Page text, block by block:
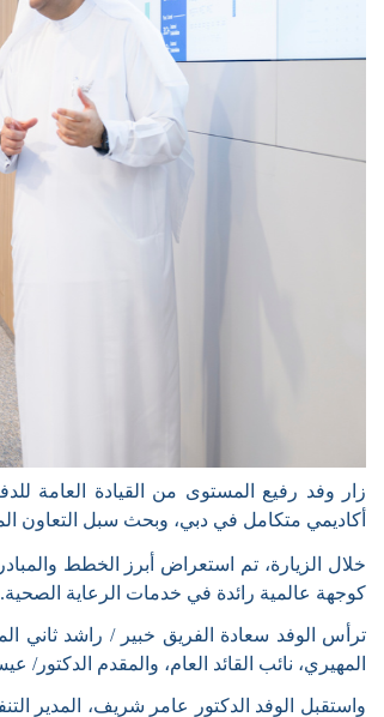
زار وفد رفيع المستوى من القيادة العامة
أكاديمي متكامل في دبي، وبحث سبل التعاون
خلال الزيارة، تم استعراض أبرز الخطط
كوجهة عالمية رائدة في خدمات الرعاية الصحية.
ترأس الوفد سعادة
الفريق خبير / راشد ثاني
المهيري، نائب القائد العام، والمقدم
واستقبل الوفد الدكتور عامر شريف، المدير